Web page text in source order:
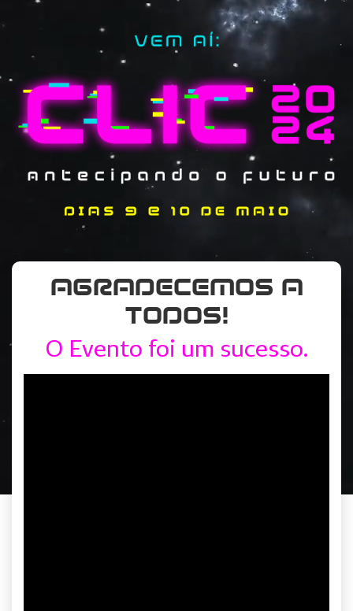
AGRADECEMOS A
TODOS!
O Evento foi um sucesso.